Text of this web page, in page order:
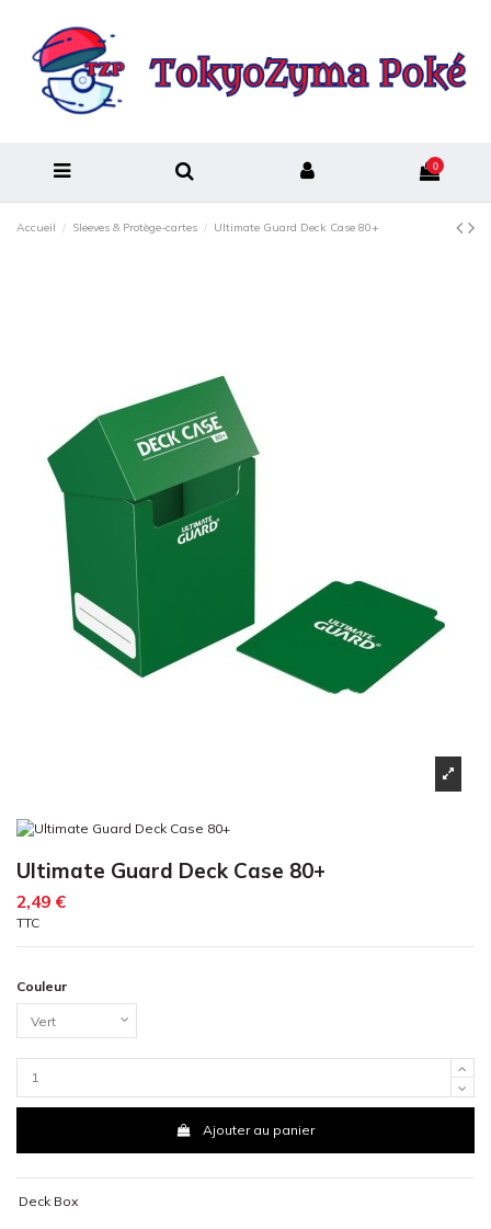
0
Accueil Sleeves & Protège-cartes Ultimate Guard Deck Case 80+
Ultimate Guard Deck Case 80+
2,49 €
TTC
Couleur
Ajouter au panier
Deck Box